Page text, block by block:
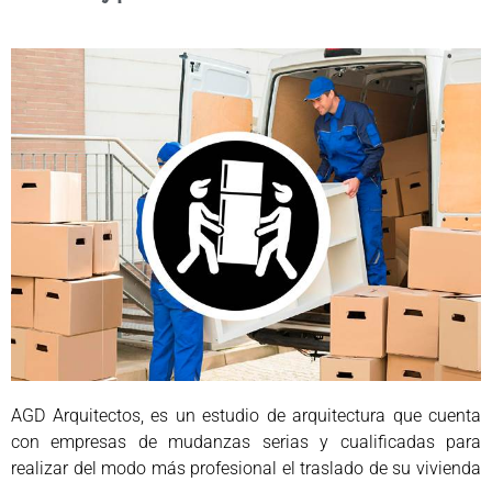
AGD Arquitectos, es un estudio de arquitectura que cuenta
con empresas de mudanzas serias y cualificadas para
realizar del modo más profesional el traslado de su vivienda